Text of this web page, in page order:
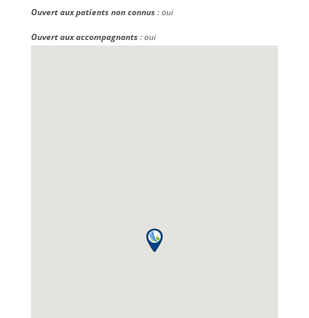
Ouvert aux patients non connus: oui
Ouvert aux accompagnants: oui